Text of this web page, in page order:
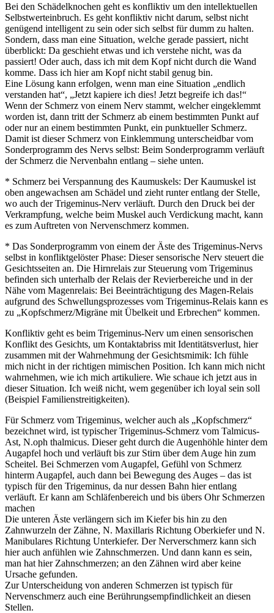
Bei den Schädelknochen geht es konfliktiv um den intellektuellen
Selbstwerteinbruch. Es geht konfliktiv nicht darum, selbst nicht
genügend intelligent zu sein oder sich selbst für dumm zu halten.
Sondern, dass man eine Situation, welche gerade passiert, nicht
überblickt: Da geschieht etwas und ich verstehe nicht, was da
passiert! Oder auch, dass ich mit dem Kopf nicht durch die Wand
komme. Dass ich hier am Kopf nicht stabil genug bin.
Eine Lösung kann erfolgen, wenn man eine Situation „endlich
verstanden hat“, „Jetzt kapiere ich dies! Jetzt begreife ich das!“
Wenn der Schmerz von einem Nerv stammt, welcher eingeklemmt
worden ist, dann tritt der Schmerz ab einem bestimmten Punkt auf
oder nur an einem bestimmten Punkt, ein punktueller Schmerz.
Damit ist dieser Schmerz von Einklemmung unterscheidbar vom
Sonderprogramm des Nervs selbst: Beim Sonderprogramm verläuft
der Schmerz die Nervenbahn entlang – siehe unten.
* Schmerz bei Verspannung des Kaumuskels: Der Kaumuskel ist
oben angewachsen am Schädel und zieht runter entlang der Stelle,
wo auch der Trigeminus-Nerv verläuft. Durch den Druck bei der
Verkrampfung, welche beim Muskel auch Verdickung macht, kann
es zum Auftreten von Nervenschmerz kommen.
* Das Sonderprogramm von einem der Äste des Trigeminus-Nervs
selbst in konfliktgelöster Phase: Dieser sensorische Nerv steuert die
Gesichtsseiten an. Die Hirnrelais zur Steuerung vom Trigeminus
befinden sich unterhalb der Relais der Revierbereiche und in der
Nähe vom Magenrelais: Bei Beeinträchtigung des Magen-Relais
aufgrund des Schwellungsprozesses vom Trigeminus-Relais kann es
zu „Kopfschmerz/Migräne mit Übelkeit und Erbrechen“ kommen.
Konfliktiv geht es beim Trigeminus-Nerv um einen sensorischen
Konflikt des Gesichts, um Kontaktabriss mit Identitätsverlust, hier
zusammen mit der Wahrnehmung der Gesichtsmimik: Ich fühle
mich nicht in der richtigen mimischen Position. Ich kann mich nicht
wahrnehmen, wie ich mich artikuliere. Wie schaue ich jetzt aus in
dieser Situation. Ich weiß nicht, wem gegenüber ich loyal sein soll
(Beispiel Familienstreitigkeiten).
Für Schmerz vom Trigeminus, welcher auch als „Kopfschmerz“
bezeichnet wird, ist typischer Trigeminus-Schmerz vom Talmicus-
Ast, N.oph thalmicus. Dieser geht durch die Augenhöhle hinter dem
Augapfel hoch und verläuft bis zur Stirn über dem Auge hin zum
Scheitel. Bei Schmerzen vom Augapfel, Gefühl von Schmerz
hinterm Augapfel, auch dann bei Bewegung des Auges – das ist
typisch für den Trigeminus, da nur dessen Bahn hier entlang
verläuft. Er kann am Schläfenbereich und bis übers Ohr Schmerzen
machen
Die unteren Äste verlängern sich im Kiefer bis hin zu den
Zahnwurzeln der Zähne, N. Maxillaris Richtung Oberkiefer und N.
Manibulares Richtung Unterkiefer. Der Nerverschmerz kann sich
hier auch anfühlen wie Zahnschmerzen. Und dann kann es sein,
man hat hier Zahnschmerzen; an den Zähnen wird aber keine
Ursache gefunden.
Zur Unterscheidung von anderen Schmerzen ist typisch für
Nervenschmerz auch eine Berührungsempfindlichkeit an diesen
Stellen.